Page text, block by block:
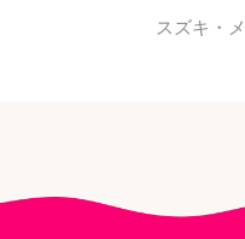
スズキ・